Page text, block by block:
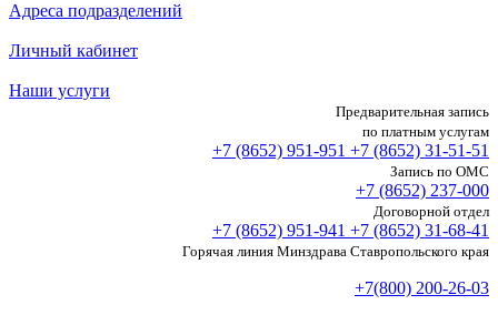
Адреса подразделений
Личный кабинет
Наши услуги
Предварительная запись
по платным услугам
+7 (8652) 951-951 +7 (8652) 31-51-51
Запись по ОМС
+7 (8652) 237-000
Договорной отдел
+7 (8652) 951-941 +7 (8652) 31-68-41
Горячая линия Минздрава Ставропольского края
+7(800) 200-26-03